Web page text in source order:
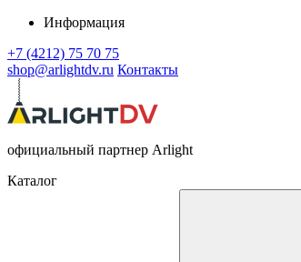
Информация
+7 (4212) 75 70 75
shop@arlightdv.ru Контакты
официальный партнер Arlight
Каталог